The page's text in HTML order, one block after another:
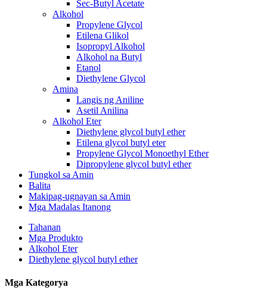
Sec-Butyl Acetate
Alkohol
Propylene Glycol
Etilena Glikol
Isopropyl Alkohol
Alkohol na Butyl
Etanol
Diethylene Glycol
Amina
Langis ng Aniline
Asetil Anilina
Alkohol Eter
Diethylene glycol butyl ether
Etilena glycol butyl eter
Propylene Glycol Monoethyl Ether
Dipropylene glycol butyl ether
Tungkol sa Amin
Balita
Makipag-ugnayan sa Amin
Mga Madalas Itanong
Tahanan
Mga Produkto
Alkohol Eter
Diethylene glycol butyl ether
Mga Kategorya